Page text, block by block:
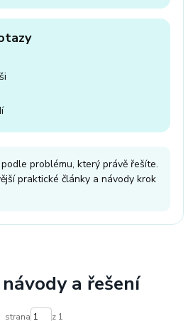
problému, který právě řešíte.
praktické články a návody krok
a řešení
strana z 1